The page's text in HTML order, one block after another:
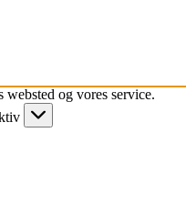
og vores service.